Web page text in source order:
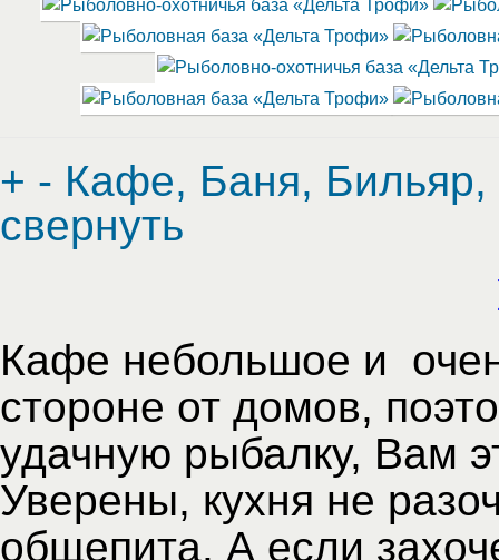
+ - Кафе, Баня, Бильяр,
свернуть
Кафе небольшое и
стороне от домов,
удачную рыбалку, Вам
Уверены, кухня не
общепита. А если